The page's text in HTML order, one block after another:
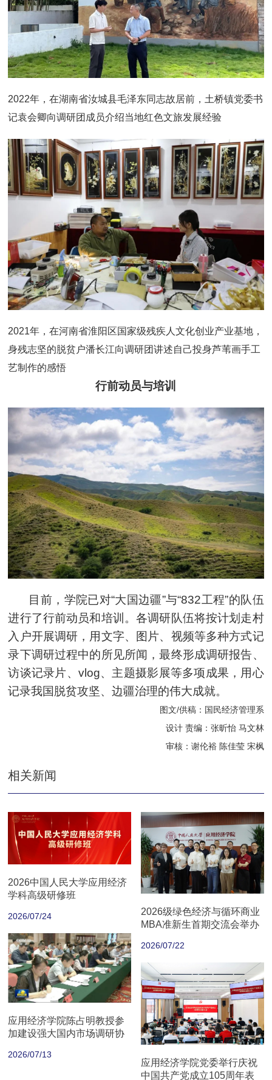
2022年，在湖南省汝城县毛泽东同志故居前，土桥镇党委书
记袁会卿向调研团成员介绍当地红色文旅发展经验
2021年，在河南省淮阳区国家级残疾人文化创业产业基地，
身残志坚的脱贫户潘长江向调研团讲述自己投身芦苇画手工
艺制作的感悟
行前动员与培训
目前，学院已对“大国边疆”与“832工程”的队伍
进行了行前动员和培训。各调研队伍将按计划走村
入户开展调研，用文字、图片、视频等多种方式记
录下调研过程中的所见所闻，最终形成调研报告、
访谈记录片、vlog、主题摄影展等多项成果，用心
记录我国脱贫攻坚、边疆治理的伟大成就。
图文/供稿：国民经济管理系
设计 责编：张昕怡 马文林
审核：谢伦裕 陈佳莹 宋枫
相关新闻
2026中国人民大学应用经济
学科高级研修班
2026/07/24
2026级绿色经济与循环商业
MBA准新生首期交流会举办
2026/07/22
应用经济学院陈占明教授参
加建设强大国内市场调研协
2026/07/13
应用经济学院党委举行庆祝
中国共产党成立105周年表